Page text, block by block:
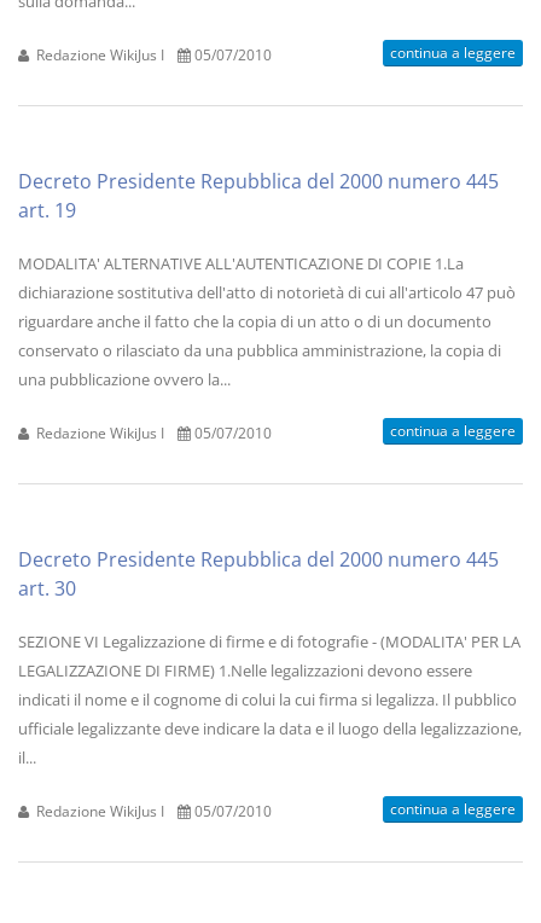
Redazione WikiJus I 05/07/2010 continua a leggere
Decreto Presidente Repubblica del 2000 numero 445
art. 19
MODALITA' ALTERNATIVE ALL'AUTENTICAZIONE DI COPIE 1.La
dichiarazione sostitutiva dell'atto di notorietà di cui all'articolo 47 può
riguardare anche il fatto che la copia di un atto o di un documento
conservato o rilasciato da una pubblica amministrazione, la copia di
una pubblicazione ovvero la...
Redazione WikiJus I 05/07/2010 continua a leggere
Decreto Presidente Repubblica del 2000 numero 445
art. 30
SEZIONE VI Legalizzazione di firme e di fotografie - (MODALITA' PER LA
LEGALIZZAZIONE DI FIRME) 1.Nelle legalizzazioni devono essere
indicati il nome e il cognome di colui la cui firma si legalizza. Il pubblico
ufficiale legalizzante deve indicare la data e il luogo della legalizzazione,
il...
Redazione WikiJus I 05/07/2010 continua a leggere